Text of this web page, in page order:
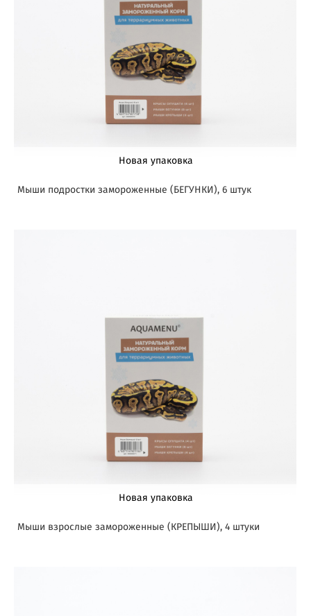
Новая упаковка
Мыши подростки замороженные (БЕГУНКИ), 6 штук
Новая упаковка
Мыши взрослые замороженные (КРЕПЫШИ), 4 штуки